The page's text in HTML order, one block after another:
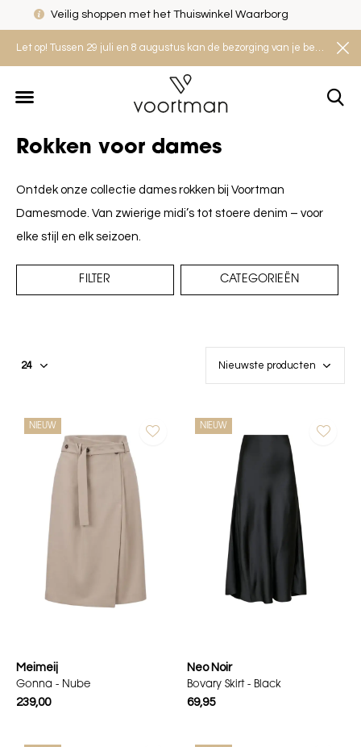
Let op! Tussen 29 juli en 8 augustus kan de bezorging van je bestelling iets langer duren. Houd rekening met een levertijd van 2 tot 4 werkdagen.
Veilig shoppen met het Thuiswinkel Waarborg
Rokken voor dames
Ontdek onze collectie dames rokken bij Voortman
Damesmode. Van zwierige midi’s tot stoere denim – voor
elke stijl en elk seizoen.
FILTER CATEGORIEËN
NIEUW
Meimeij
Gonna - Nube
239,00
NIEUW
Neo Noir
Bovary Skirt - Black
69,95